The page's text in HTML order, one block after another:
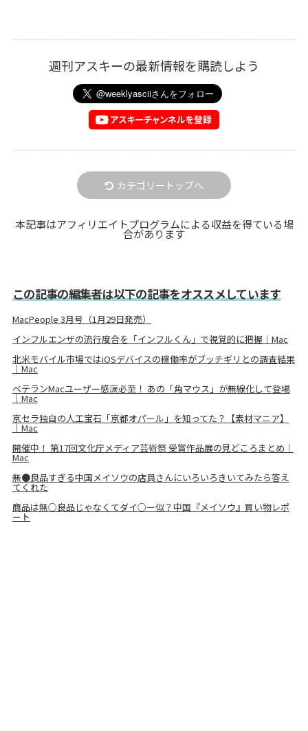
週刊アスキーの最新情報を購読しよう
カテゴリートップへ
本記事はアフィリエイトプログラムによる収益を得ている場
合があります
この記事の編集者は以下の記事をオススメしています
MacPeople 3月号（1月29日発売）
インフルエンザの流行度合を「インフルくん」で視覚的に把握｜Mac
北米モバイル市場ではiOSデバイスの稼働率がブッチギリとの調査結果
｜Mac
ベテランMacユーザー感涙必至！ あの「角マウス」が無線化して登場
｜Mac
京セラ独自の人工宝石「京都オパール」を知ってた？【素材マニア】
｜Mac
開催中！ 第17回文化庁メディア芸術祭 受賞作品展の見どころまとめ｜
Mac
無●良品すぎる中国メイソウの店員さんにいろいろきいてみたら答え
てくれた
商品は無○良品じゃなくてダイ○ー似？中国『メイソウ』買い物レポ
ート